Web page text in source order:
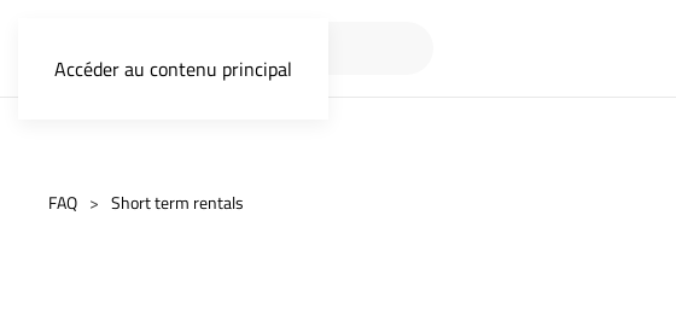
Accéder au contenu principal
FAQ Short term rentals